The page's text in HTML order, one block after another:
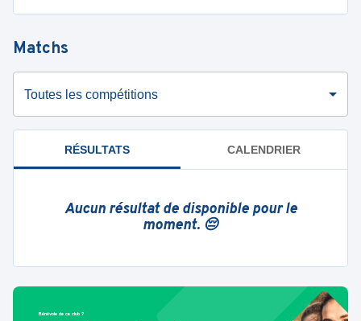
Matchs
Toutes les compétitions
RÉSULTATS CALENDRIER
Aucun résultat de disponible pour le
moment. 😔
Bénévole de ce club ?